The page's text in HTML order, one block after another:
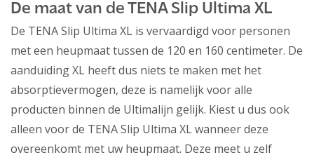
De maat van de TENA Slip Ultima XL
De TENA Slip Ultima XL is vervaardigd voor personen
met een heupmaat tussen de 120 en 160 centimeter. De
aanduiding XL heeft dus niets te maken met het
absorptievermogen, deze is namelijk voor alle
producten binnen de Ultimalijn gelijk. Kiest u dus ook
alleen voor de TENA Slip Ultima XL wanneer deze
overeenkomt met uw heupmaat. Deze meet u zelf